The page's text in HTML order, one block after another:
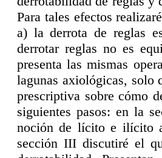
Para tales efectos
a) la derrota de reglas
derrotar reglas no es
presenta las mismas
lagunas axiológicas, solo
prescriptiva sobre cómo
siguientes pasos: en la
noción de lícito e ilícito
sección III discutiré el